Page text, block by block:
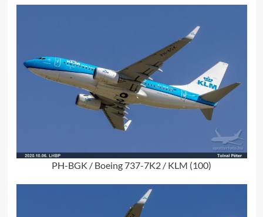
PH-BGK / Boeing 737-7K2 / KLM (100)